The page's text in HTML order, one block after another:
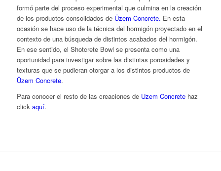
formó parte del proceso experimental que culmina en la creación
de los productos consolidados deÜzem Concrete. En esta
ocasión se hace uso de la técnica del hormigón proyectado en el
contexto de una búsqueda de distintos acabados del hormigón.
En ese sentido, el Shotcrete Bowl se presenta como una
oportunidad para investigar sobre las distintas porosidades y
texturas que se pudieran otorgar a los distintos productos de
Üzem Concrete.
Para conocer el resto de las creaciones de Uzem Concretehaz
click aquí.